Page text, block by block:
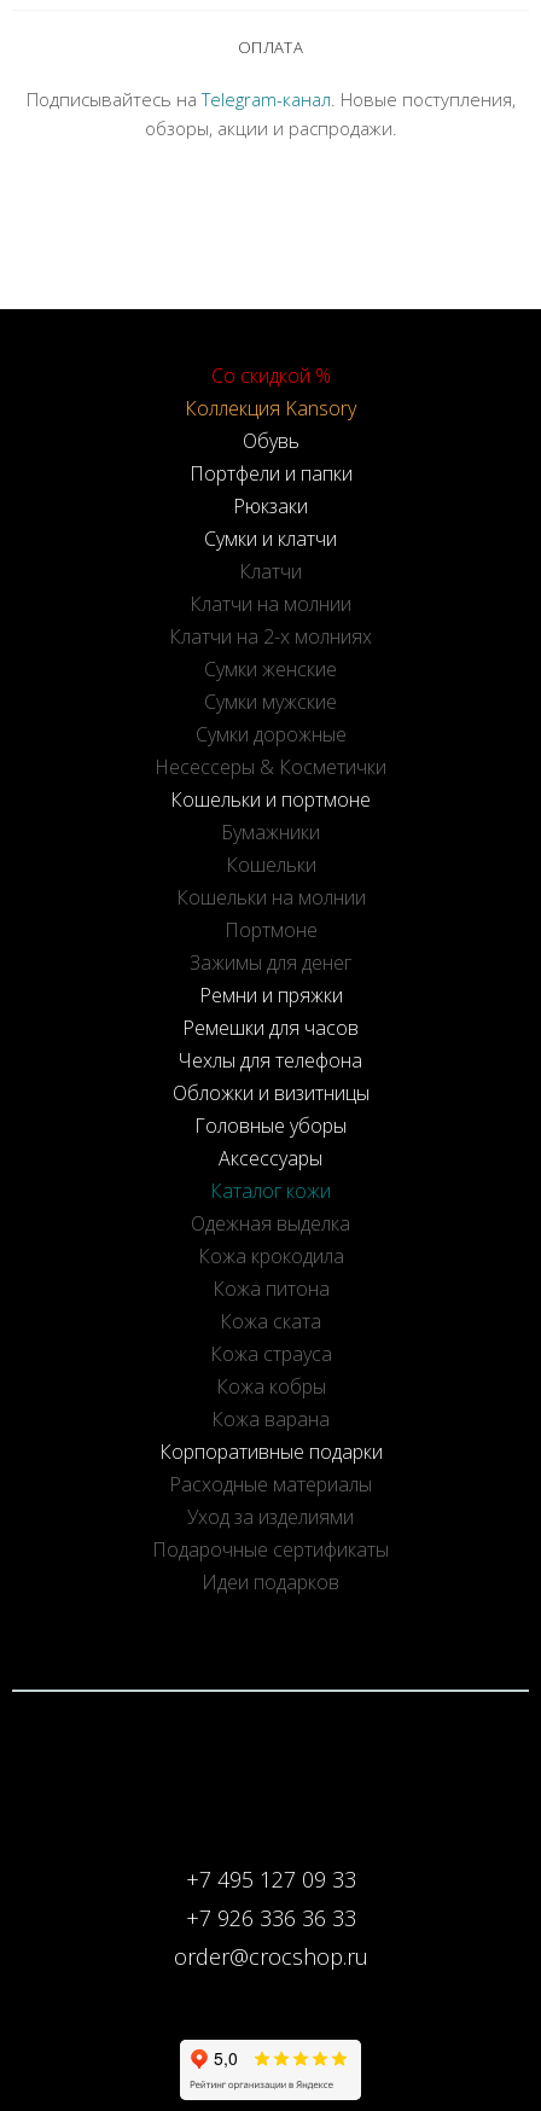
ОПЛАТА
Подписывайтесь наTelegram-канал. Новые поступления,
обзоры, акции и распродажи.
Со скидкой %
Коллекция Kansory
Обувь
Портфели и папки
Рюкзаки
Сумки и клатчи
Клатчи
Клатчи на молнии
Клатчи на 2-х молниях
Сумки женские
Сумки мужские
Сумки дорожные
Несессеры & Косметички
Кошельки и портмоне
Бумажники
Кошельки
Кошельки на молнии
Портмоне
Зажимы для денег
Ремни и пряжки
Ремешки для часов
Чехлы для телефона
Обложки и визитницы
Головные уборы
Аксессуары
Каталог кожи
Одежная выделка
Кожа крокодила
Кожа питона
Кожа ската
Кожа страуса
Кожа кобры
Кожа варана
Корпоративные подарки
Расходные материалы
Уход за изделиями
Подарочные сертификаты
Идеи подарков
+7 495 127 09 33
+7 926 336 36 33
order@crocshop.ru